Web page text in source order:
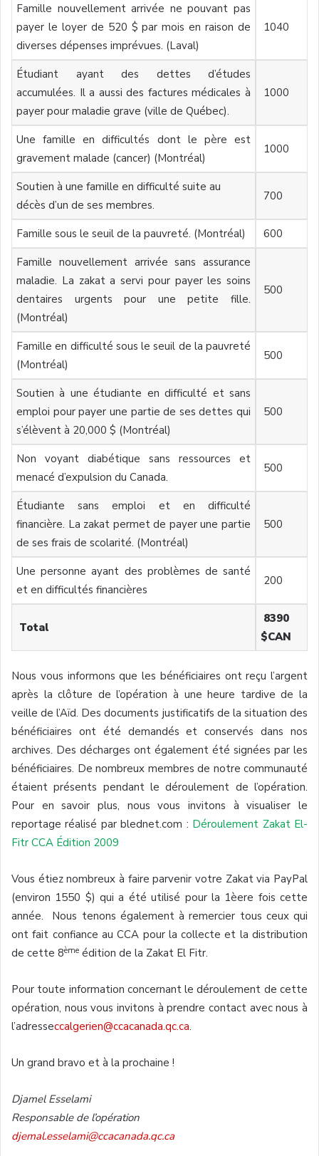
Famille nouvellement arrivée ne pouvant pas
payer le loyer de 520 $ par mois en raison de
diverses dépenses imprévues. (Laval)
1040
Étudiant ayant des dettes d’études
accumulées. Il a aussi des factures médicales à
payer pour maladie grave (ville de Québec).
1000
Une famille en difficultés dont le père est
gravement malade (cancer) (Montréal)
1000
Soutien à une famille en difficulté suite au
décès d’un de ses membres.
700
Famille sous le seuil de la pauvreté. (Montréal)
600
Famille nouvellement arrivée sans assurance
maladie. La zakat a servi pour payer les soins
dentaires urgents pour une petite fille.
(Montréal)
500
Famille en difficulté sous le seuil de la pauvreté
(Montréal)
500
Soutien à une étudiante en difficulté et sans
emploi pour payer une partie de ses dettes qui
s’élèvent à 20,000 $ (Montréal)
500
Non voyant diabétique sans ressources et
menacé d’expulsion du Canada.
500
Étudiante sans emploi et en difficulté
financière. La zakat permet de payer une partie
de ses frais de scolarité. (Montréal)
500
Une personne ayant des problèmes de santé
et en difficultés financières
200
Total
8390
$CAN
Nous vous informons que les bénéficiaires ont reçu l’argent
après la clôture de l’opération à une heure tardive de la
veille de l’Aïd. Des documents justificatifs de la situation des
bénéficiaires ont été demandés et conservés dans nos
archives. Des décharges ont également été signées par les
bénéficiaires. De nombreux membres de notre communauté
étaient présents pendant le déroulement de l’opération.
Pour en savoir plus, nous vous invitons à visualiser le
reportage réalisé par blednet.com : Déroulement Zakat El-
Fitr CCA Édition 2009
Vous étiez nombreux à faire parvenir votre Zakat via PayPal
(environ 1550 $) qui a été utilisé pour la 1èere fois cette
année. Nous tenons également à remercier tous ceux qui
ont fait confiance au CCA pour la collecte et la distribution
de cette 8ème édition de la Zakat El Fitr.
Pour toute information concernant le déroulement de cette
opération, nous vous invitons à prendre contact avec nous à
l’adresseccalgerien@ccacanada.qc.ca.
Un grand bravo et à la prochaine !
Djamel Esselami
Responsable de l’opération
djemal.esselami@ccacanada.qc.ca